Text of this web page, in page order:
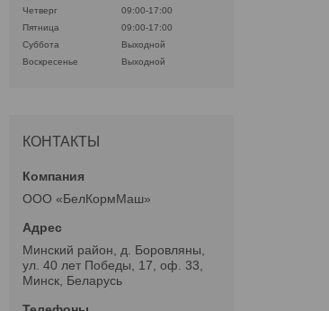
Четверг
09:00-17:00
Пятница
09:00-17:00
Суббота
Выходной
Воскресенье
Выходной
КОНТАКТЫ
ООО «БелКормМаш»
Минский район, д. Боровляны,
ул. 40 лет Победы, 17, оф. 33,
Минск, Беларусь